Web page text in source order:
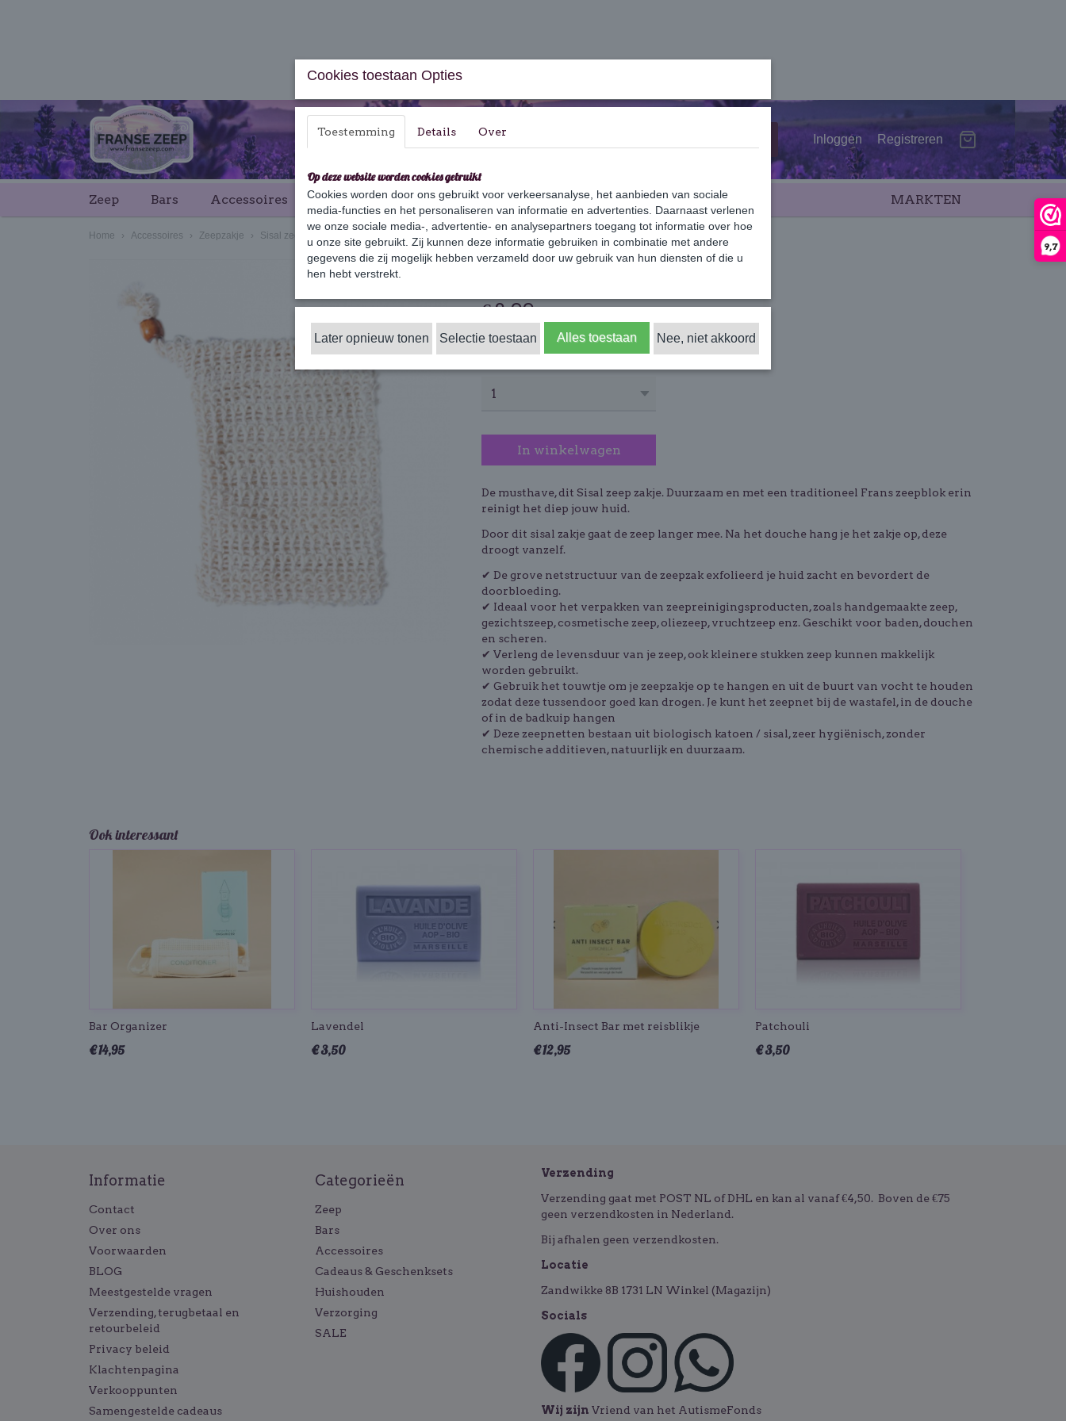
9,7
Inloggen Registreren
MARKTEN
Zeep Bars Accessoires Cadeaus & Geschenksets Huishouden Verzorging SALE
Home › Accessoires › Zeepzakje › Sisal zeep zakje
Sisal zeep zakje
€ 2,99
✓Op voorraad
In winkelwagen
De musthave, dit Sisal zeep zakje. Duurzaam en met een traditioneel Frans zeepblok erin
reinigt het diep jouw huid.
Door dit sisal zakje gaat de zeep langer mee. Na het douche hang je het zakje op, deze
droogt vanzelf.
✔ De grove netstructuur van de zeepzak exfolieerd je huid zacht en bevordert de
doorbloeding.
✔ Ideaal voor het verpakken van zeepreinigingsproducten, zoals handgemaakte zeep,
gezichtszeep, cosmetische zeep, oliezeep, vruchtzeep enz. Geschikt voor baden, douchen
en scheren.
✔ Verleng de levensduur van je zeep, ook kleinere stukken zeep kunnen makkelijk
worden gebruikt.
✔ Gebruik het touwtje om je zeepzakje op te hangen en uit de buurt van vocht te houden
zodat deze tussendoor goed kan drogen. Je kunt het zeepnet bij de wastafel, in de douche
of in de badkuip hangen
✔ Deze zeepnetten bestaan uit biologisch katoen / sisal, zeer hygiënisch, zonder
chemische additieven, natuurlijk en duurzaam.
Ook interessant
Bar Organizer
€ 14,95
Lavendel
€ 3,50
Anti-Insect Bar met reisblikje
€ 12,95
Patchouli
€ 3,50
Informatie
Contact
Over ons
Voorwaarden
BLOG
Meestgestelde vragen
Verzending, terugbetaal en
retourbeleid
Privacy beleid
Klachtenpagina
Verkooppunten
Samengestelde cadeaus
Categorieën
Zeep
Bars
Accessoires
Cadeaus & Geschenksets
Huishouden
Verzorging
SALE
Verzending
Verzending gaat met POST NL of DHL en kan al vanaf €4,50. Boven de €75
geen verzendkosten in Nederland.
Bij afhalen geen verzendkosten.
Locatie
Zandwikke 8B 1731 LN Winkel (Magazijn)
Socials
Wij zijn Vriend van het AutismeFonds
Cookies toestaan Opties
Toestemming Details Over
Op deze website worden cookies gebruikt
Cookies worden door ons gebruikt voor verkeersanalyse, het aanbieden van sociale
media-functies en het personaliseren van informatie en advertenties. Daarnaast verlenen
we onze sociale media-, advertentie- en analysepartners toegang tot informatie over hoe
u onze site gebruikt. Zij kunnen deze informatie gebruiken in combinatie met andere
gegevens die zij mogelijk hebben verzameld door uw gebruik van hun diensten of die u
hen hebt verstrekt.
Later opnieuw tonen Selectie toestaan Alles toestaan Nee, niet akkoord